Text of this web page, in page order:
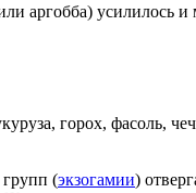
аргобба) усилилось
горох, фасоль,
групп (экзогамии)